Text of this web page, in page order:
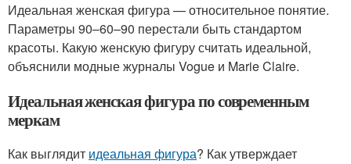
Идеальная женская фигура — относительное понятие.
Параметры 90–60–90 перестали быть стандартом
красоты. Какую женскую фигуру считать идеальной,
объяснили модные журналы Vogue и Marie Claire.
Идеальная женская фигура по современным
меркам
Как выглядит идеальная фигура? Как утверждает